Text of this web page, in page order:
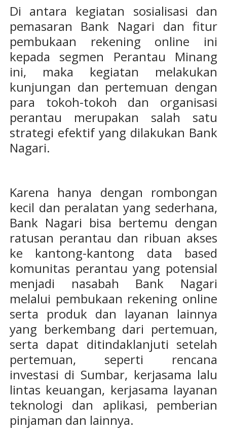
Di antara kegiatan sosialisasi dan
pemasaran Bank Nagari dan fitur
pembukaan rekening online ini
kepada segmen Perantau Minang
ini, maka kegiatan melakukan
kunjungan dan pertemuan dengan
para tokoh-tokoh dan organisasi
perantau merupakan salah satu
strategi efektif yang dilakukan Bank
Nagari.
Karena hanya dengan rombongan
kecil dan peralatan yang sederhana,
Bank Nagari bisa bertemu dengan
ratusan perantau dan ribuan akses
ke kantong-kantong data based
komunitas perantau yang potensial
menjadi nasabah Bank Nagari
melalui pembukaan rekening online
serta produk dan layanan lainnya
yang berkembang dari pertemuan,
serta dapat ditindaklanjuti setelah
pertemuan, seperti rencana
investasi di Sumbar, kerjasama lalu
lintas keuangan, kerjasama layanan
teknologi dan aplikasi, pemberian
pinjaman dan lainnya.